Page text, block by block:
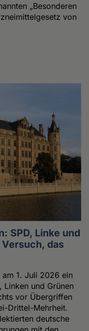
„Besonderen
von
SPD, Linke und
das
1. Juli 2026 ein
Linken und Grünen
vor Übergriffen
Drittel-Mehrheit.
deutsche